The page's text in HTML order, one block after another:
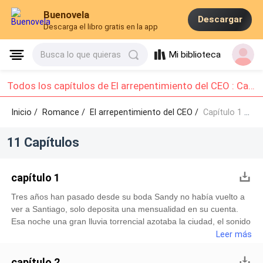
Buenovela
Descarga el libro gratis en la app
Descargar
Busca lo que quieras Mi biblioteca
Todos los capítulos de El arrepentimiento del CEO : Capítulo 1 - Capítulo 10
Inicio / Romance/El arrepentimiento del CEO / Capítulo 1 - Capítulo 10
11 Capítulos
capítulo 1
Tres años han pasado desde su boda Sandy no había vuelto a
ver a Santiago, solo deposita una mensualidad en su cuenta.
Esa noche una gran lluvia torrencial azotaba la ciudad, el sonido
de las gotas golpeando el techo era casi hipnótico. Sandy,
La puerta se abrió de golpe y su esposo, con el aliento cargado
Leer más